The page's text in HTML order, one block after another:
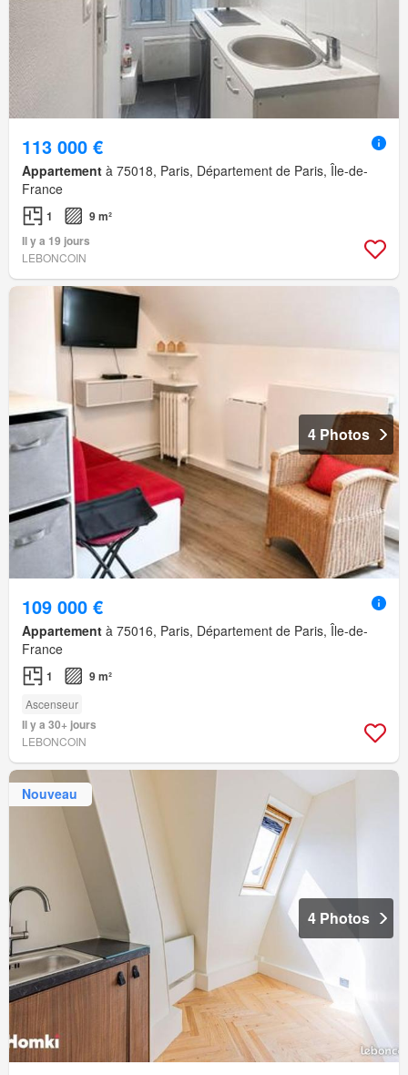
113 000 €
Appartement à 75018, Paris, Département de Paris, Île-de-
France
1
9 m²
Il y a 19 jours
LEBONCOIN
4 Photos
109 000 €
Appartement à 75016, Paris, Département de Paris, Île-de-
France
1 9 m²
Ascenseur
Il y a 30+ jours
LEBONCOIN
Nouveau
4 Photos